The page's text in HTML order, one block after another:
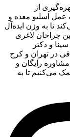
از
عمل اسلیو معده و
تا به وزن ایده‌آل
جراحان لاغری
و دکتر
در تهران و کرج
مشاوره رایگان و
می‌کنیم تا به